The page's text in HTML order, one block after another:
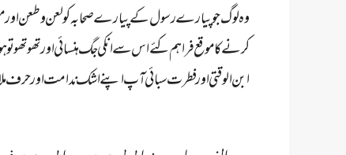
وہ لوگ جو پیارے رسول کے پیارے صحابہ کو لعن و طعن اور
کرنے کا موقع فراہم کئےاس سے انکی جگ ہنسائی اور تھو تھو
ابن الوقتی اور فطرت سبائی آپ اپنے اشک ندامت اور